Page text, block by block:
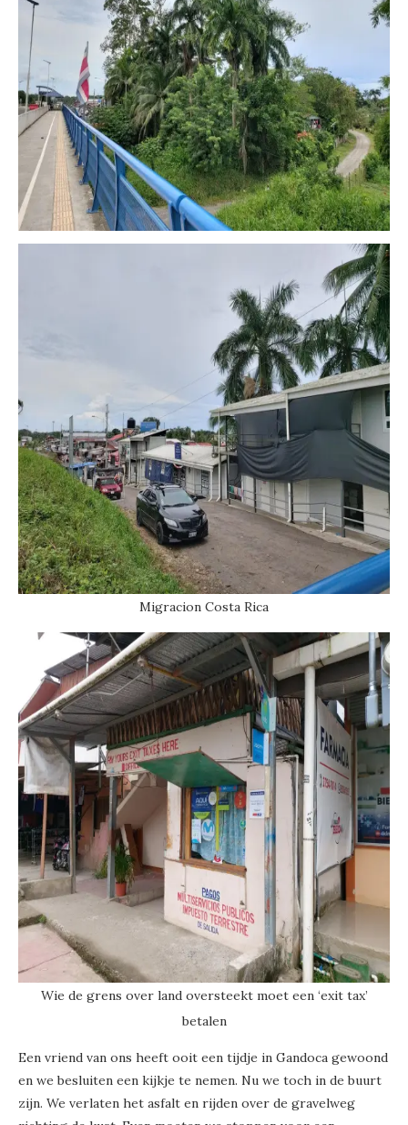
Migracion Costa Rica
Wie de grens over land oversteekt moet een ‘exit tax’
betalen
Een vriend van ons heeft ooit een tijdje in Gandoca gewoond
en we besluiten een kijkje te nemen. Nu we toch in de buurt
zijn. We verlaten het asfalt en rijden over de gravelweg